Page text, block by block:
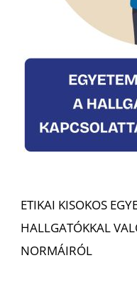
ETIKAI KISOKOS
HALLGATÓKKAL
NORMÁIRÓL